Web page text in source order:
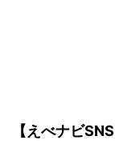
【えべナビ